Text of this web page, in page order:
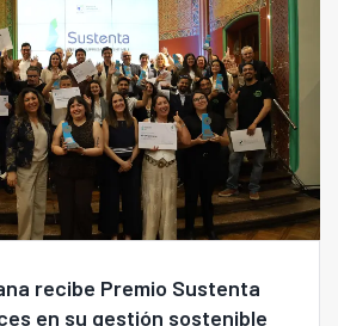
recibe Premio Sustenta
en su gestión sostenible